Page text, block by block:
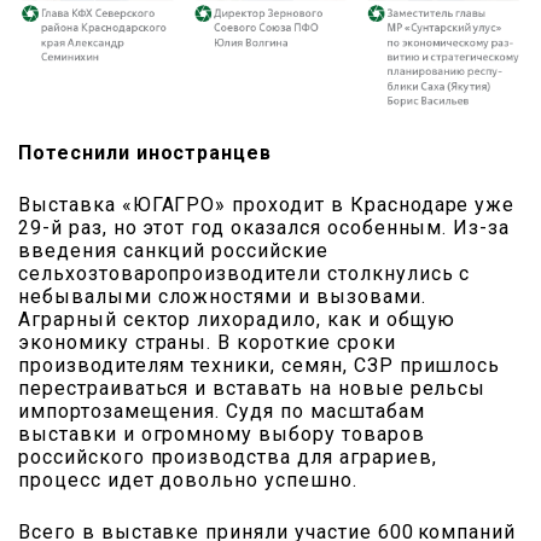
Потеснили иностранцев
Выставка «ЮГАГРО» проходит в Краснодаре уже
29-й раз, но этот год оказался особенным. Из-за
введения санкций российские
сельхозтоваропроизводители столкнулись с
небывалыми сложностями и вызовами.
Аграрный сектор лихорадило, как и общую
экономику страны. В короткие сроки
производителям техники, семян, СЗР пришлось
перестраиваться и вставать на новые рельсы
импортозамещения. Судя по масштабам
выставки и огромному выбору товаров
российского производства для аграриев,
процесс идет довольно успешно.
Всего в выставке приняли участие 600 компаний